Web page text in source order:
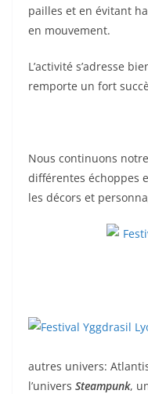
pailles et en évitant
en mouvement.
L’activité s’adresse
remporte un fort
Nous continuons
différentes échoppes
les décors et
autres univers:
l’univers Steampunk,